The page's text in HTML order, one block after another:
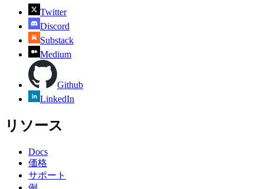
Twitter
Discord
Substack
Medium
Github
LinkedIn
リソース
Docs
価格
サポート